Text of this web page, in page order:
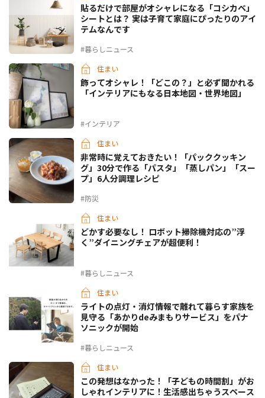
#暮らしニュース
貼るだけで部屋がオシャレになる「コシカベ」
シートとは？ 実は子育て家庭にぴったりのアイ
テムなんです
住まい
#インテリア
飾ってオシャレ！「どこの？」と必ず聞かれる
「インテリアにもなる日本地図・世界地図」
住まい
#防災
非常時に覚えておきたい！「パッククッキン
グ」30分で作る「パスタ」「蒸しパン」「スー
プ」6人分調理レシピ
住まい
#暮らしニュース
どかす必要なし！ ロボット掃除機対応の”浮
く”ダイニングチェアが超便利！
住まい
#暮らしニュース
ライトの点灯・消灯情報で離れて暮らす家族を
見守る「あかりdeみまもりサービス」をパナ
ソニックが開始
住まい
この発想はなかった！「子どもの時間割」がお
しゃれインテリアに！生活感出ちゃうスペース